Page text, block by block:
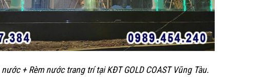
+ Rèm nước trang trí tại KĐT GOLD COAST Vũng Tàu.